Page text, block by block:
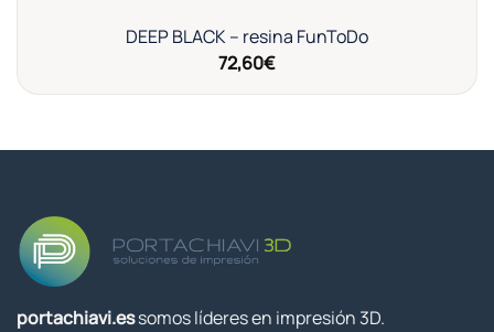
DEEP BLACK – resina FunToDo
72,60€
portachiavi.essomos líderes en impresión 3D.